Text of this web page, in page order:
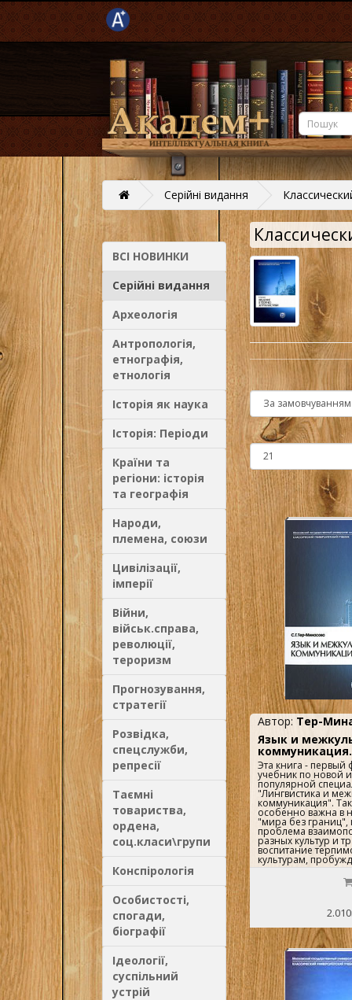
Серійні видання
ВСІ НОВИНКИ
Серійні видання
Археологія
Антропологія,
етнографія,
етнологія
Історія як наука
Історія: Періоди
Країни та
регіони: історія
та географія
Народи,
племена, союзи
Цивілізації,
імперії
Війни,
військ.справа,
революції,
тероризм
Прогнозування,
стратегії
Розвідка,
спецслужби,
репресії
Таємні
товариства,
ордена,
соц.класи\групи
Конспірологія
Особистості,
спогади,
біографії
Ідеології,
суспільний
устрій
Автор: Тер-
Язык и
Эта книга -
учебник по новой
популярной
"Лингвистика и
коммуникация".
особенно важна в
"мира без границ",
проблема
разных культур и
воспитание
культурам,
уважения к ним
необходимостью
человечества.Для
этнографов,
культурологов и
соприкасается с
межнациональной,
коммуникации в
или повседневной